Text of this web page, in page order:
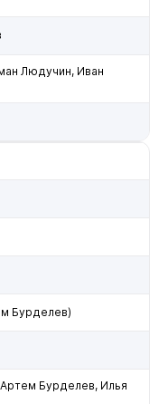
Людучин, Иван
Бурделев)
Бурделев, Илья